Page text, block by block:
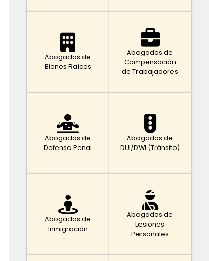
Abogados de
Bienes Raíces
Abogados de
Compensación
de Trabajadores
Abogados de
Defensa Penal
Abogados de
DUI/DWI (Tránsito)
Abogados de
Inmigración
Abogados de
Lesiones
Personales